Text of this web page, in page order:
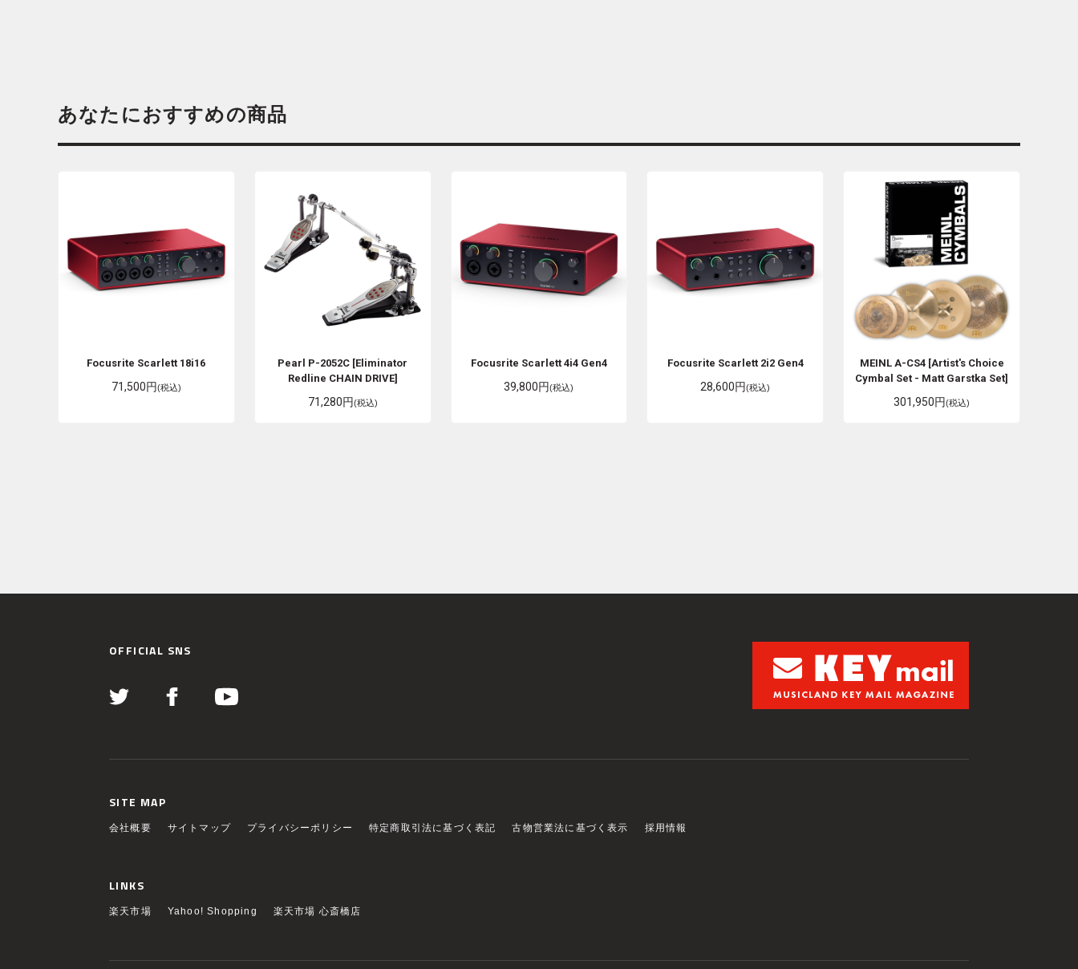
あなたにおすすめの商品
Focusrite Scarlett 18i16
71,500円(税込)
Pearl P-2052C [Eliminator
Redline CHAIN DRIVE]
71,280円(税込)
Focusrite Scarlett 4i4 Gen4
39,800円(税込)
Focusrite Scarlett 2i2 Gen4
28,600円(税込)
MEINL A-CS4 [Artist's Choice
Cymbal Set - Matt Garstka Set]
301,950円(税込)
OFFICIAL SNS
SITE MAP
会社概要 サイトマップ プライバシーポリシー 特定商取引法に基づく表記 古物営業法に基づく表示 採用情報
LINKS
楽天市場 Yahoo! Shopping 楽天市場 心斎橋店